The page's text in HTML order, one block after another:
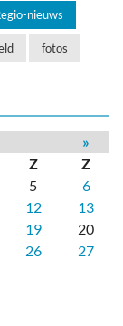
nieuws
fotos
»
Z
Z
5
6
12
13
19
20
26
27